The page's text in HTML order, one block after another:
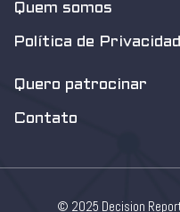
Quem somos
Política de
Quero patrocinar
Contato
© 2025 Decision